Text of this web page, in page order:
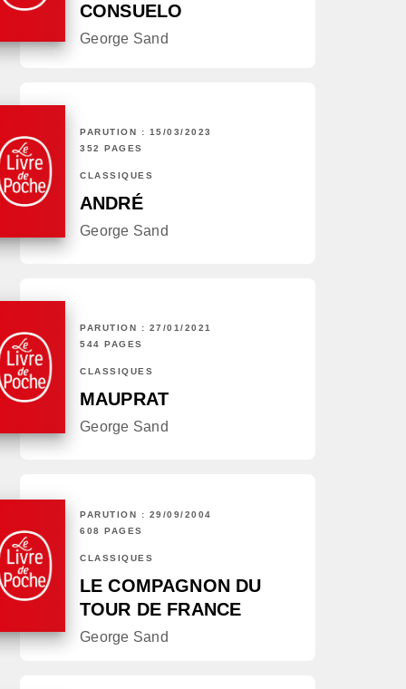
CONSUELO
George Sand
PARUTION : 15/03/2023
352 PAGES
CLASSIQUES
ANDRÉ
George Sand
PARUTION : 27/01/2021
544 PAGES
CLASSIQUES
MAUPRAT
George Sand
PARUTION : 29/09/2004
608 PAGES
CLASSIQUES
LE COMPAGNON DU
TOUR DE FRANCE
George Sand